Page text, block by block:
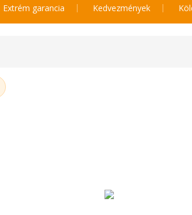
Extrém garancia Kedvezmények